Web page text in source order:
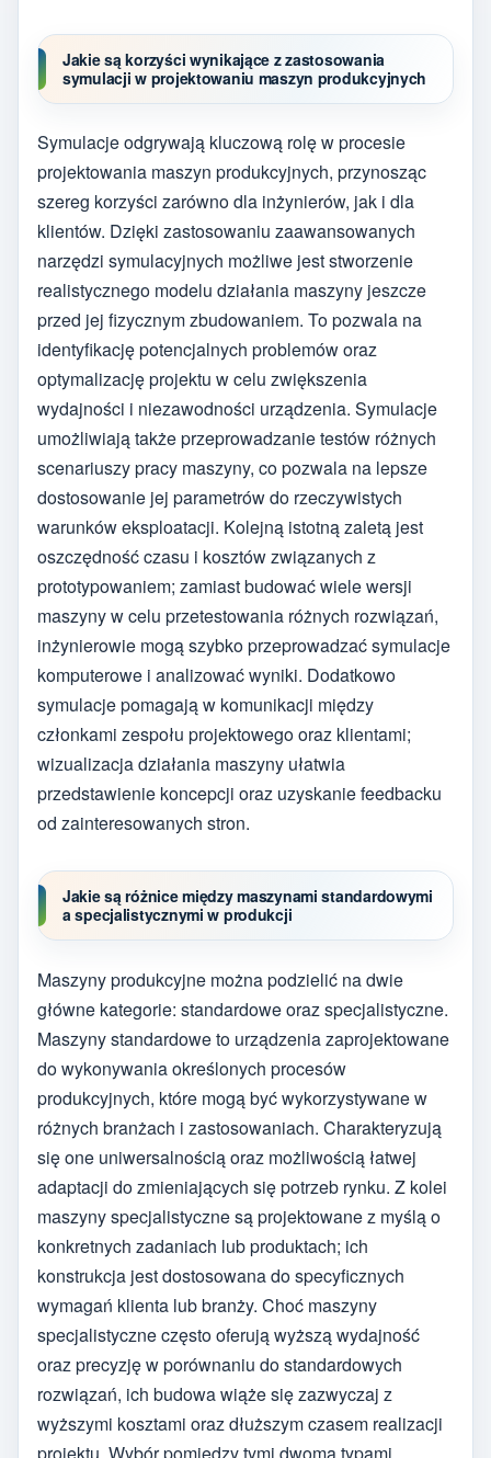
Jakie są korzyści wynikające z zastosowania
symulacji w projektowaniu maszyn produkcyjnych
Symulacje odgrywają kluczową rolę w procesie
projektowania maszyn produkcyjnych, przynosząc
szereg korzyści zarówno dla inżynierów, jak i dla
klientów. Dzięki zastosowaniu zaawansowanych
narzędzi symulacyjnych możliwe jest stworzenie
realistycznego modelu działania maszyny jeszcze
przed jej fizycznym zbudowaniem. To pozwala na
identyfikację potencjalnych problemów oraz
optymalizację projektu w celu zwiększenia
wydajności i niezawodności urządzenia. Symulacje
umożliwiają także przeprowadzanie testów różnych
scenariuszy pracy maszyny, co pozwala na lepsze
dostosowanie jej parametrów do rzeczywistych
warunków eksploatacji. Kolejną istotną zaletą jest
oszczędność czasu i kosztów związanych z
prototypowaniem; zamiast budować wiele wersji
maszyny w celu przetestowania różnych rozwiązań,
inżynierowie mogą szybko przeprowadzać symulacje
komputerowe i analizować wyniki. Dodatkowo
symulacje pomagają w komunikacji między
członkami zespołu projektowego oraz klientami;
wizualizacja działania maszyny ułatwia
przedstawienie koncepcji oraz uzyskanie feedbacku
od zainteresowanych stron.
Jakie są różnice między maszynami standardowymi
a specjalistycznymi w produkcji
Maszyny produkcyjne można podzielić na dwie
główne kategorie: standardowe oraz specjalistyczne.
Maszyny standardowe to urządzenia zaprojektowane
do wykonywania określonych procesów
produkcyjnych, które mogą być wykorzystywane w
różnych branżach i zastosowaniach. Charakteryzują
się one uniwersalnością oraz możliwością łatwej
adaptacji do zmieniających się potrzeb rynku. Z kolei
maszyny specjalistyczne są projektowane z myślą o
konkretnych zadaniach lub produktach; ich
konstrukcja jest dostosowana do specyficznych
wymagań klienta lub branży. Choć maszyny
specjalistyczne często oferują wyższą wydajność
oraz precyzję w porównaniu do standardowych
rozwiązań, ich budowa wiąże się zazwyczaj z
wyższymi kosztami oraz dłuższym czasem realizacji